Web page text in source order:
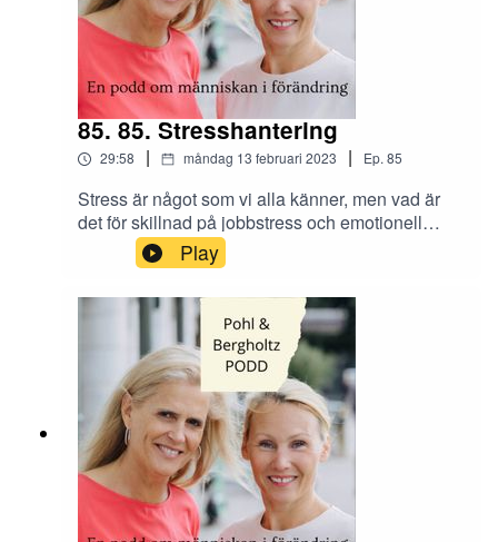
85. 85. Stresshantering
29:58 | måndag 13 februari 2023 | Ep. 85
Stress är något som vi alla känner, men vad är
det för skillnad på jobbstress och emotionell
stress? Hur kan man göra för att få ner pulsen
och minska stressen?Men det finns enkla medel
för att förebygga stress, in och lyssna!Skicka era
tankar och synpunkter om tillit på arbetsplatsen
till Instagram @tranahjarnan och
@insightcompetence
Play